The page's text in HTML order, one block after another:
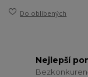
Do oblíbených
Nejlepší